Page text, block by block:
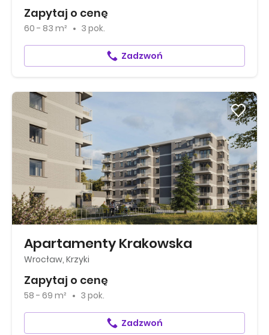
Zapytaj o cenę
60 - 83 m² 3 pok.
Zadzwoń
Apartamenty Krakowska
Wrocław, Krzyki
Zapytaj o cenę
58 - 69 m² 3 pok.
Zadzwoń